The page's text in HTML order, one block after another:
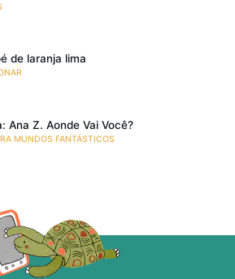
de laranja lima
Ana Z. Aonde Vai Você?
MUNDOS FANTÁSTICOS